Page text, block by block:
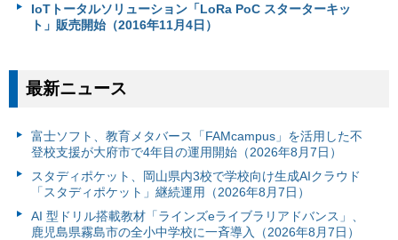
IoTトータルソリューション「LoRa PoC スターターキッ
ト」販売開始（2016年11月4日）
最新ニュース
富⼠ソフト、教育メタバース「FAMcampus」を活用した不
登校支援が大府市で4年目の運用開始（2026年8月7日）
スタディポケット、岡山県内3校で学校向け生成AIクラウド
「スタディポケット」継続運用（2026年8月7日）
AI 型ドリル搭載教材「ラインズeライブラリアドバンス」、
鹿児島県霧島市の全小中学校に一斉導入（2026年8月7日）